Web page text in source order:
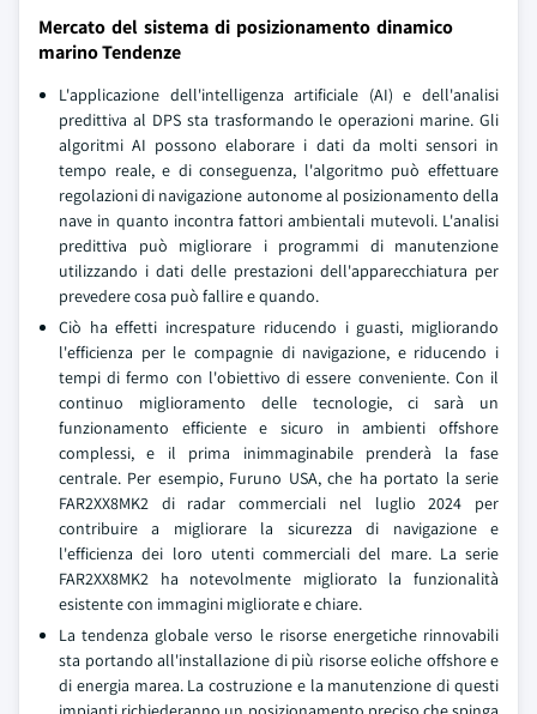
Mercato del sistema di posizionamento dinamico
marino Tendenze
L'applicazione dell'intelligenza artificiale (AI) e dell'analisi
predittiva al DPS sta trasformando le operazioni marine. Gli
algoritmi AI possono elaborare i dati da molti sensori in
tempo reale, e di conseguenza, l'algoritmo può effettuare
regolazioni di navigazione autonome al posizionamento della
nave in quanto incontra fattori ambientali mutevoli. L'analisi
predittiva può migliorare i programmi di manutenzione
utilizzando i dati delle prestazioni dell'apparecchiatura per
prevedere cosa può fallire e quando.
Ciò ha effetti increspature riducendo i guasti, migliorando
l'efficienza per le compagnie di navigazione, e riducendo i
tempi di fermo con l'obiettivo di essere conveniente. Con il
continuo miglioramento delle tecnologie, ci sarà un
funzionamento efficiente e sicuro in ambienti offshore
complessi, e il prima inimmaginabile prenderà la fase
centrale. Per esempio, Furuno USA, che ha portato la serie
FAR2XX8MK2 di radar commerciali nel luglio 2024 per
contribuire a migliorare la sicurezza di navigazione e
l'efficienza dei loro utenti commerciali del mare. La serie
FAR2XX8MK2 ha notevolmente migliorato la funzionalità
esistente con immagini migliorate e chiare.
La tendenza globale verso le risorse energetiche rinnovabili
sta portando all'installazione di più risorse eoliche offshore e
di energia marea. La costruzione e la manutenzione di questi